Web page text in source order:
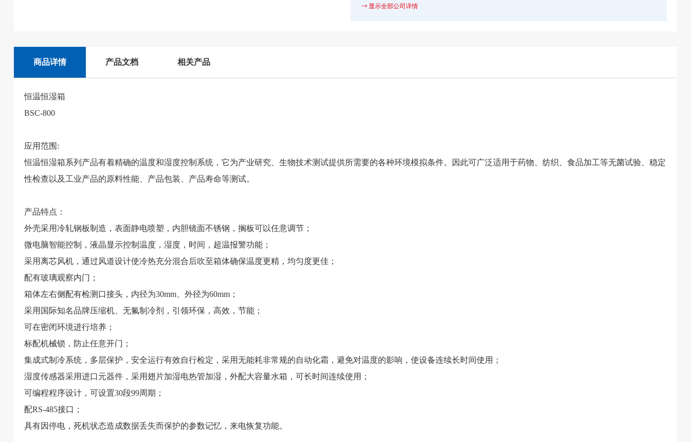
显示全部公司详情
商品详情 产品文档 相关产品
恒温恒湿箱
BSC-800
应用范围:
恒温恒湿箱系列产品有着精确的温度和湿度控制系统，它为产业研究、生物技术测试提供所需要的各种环境模拟条件。因此可广泛适用于药物、纺织、食品加工等无菌试验、稳定
性检查以及工业产品的原料性能、产品包装、产品寿命等测试。
产品特点：
外壳采用冷轧钢板制造，表面静电喷塑，内胆镜面不锈钢，搁板可以任意调节；
微电脑智能控制，液晶显示控制温度，湿度，时间，超温报警功能；
采用离芯风机，通过风道设计使冷热充分混合后吹至箱体确保温度更精，均匀度更佳；
配有玻璃观察内门；
箱体左右侧配有检测口接头，内径为30mm、外径为60mm；
采用国际知名品牌压缩机、无氟制冷剂，引领环保，高效，节能；
可在密闭环境进行培养；
标配机械锁，防止任意开门；
集成式制冷系统，多层保护，安全运行有效自行检定，采用无能耗非常规的自动化霜，避免对温度的影响，使设备连续长时间使用；
湿度传感器采用进口元器件，采用翅片加湿电热管加湿，外配大容量水箱，可长时间连续使用；
可编程程序设计，可设置30段99周期；
配RS-485接口；
具有因停电，死机状态造成数据丢失而保护的参数记忆，来电恢复功能。